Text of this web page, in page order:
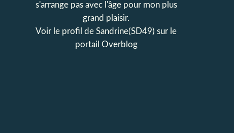
s'arrange pas avec l'âge pour mon plus
grand plaisir.
Voir le profil de Sandrine(SD49) sur le
portail Overblog